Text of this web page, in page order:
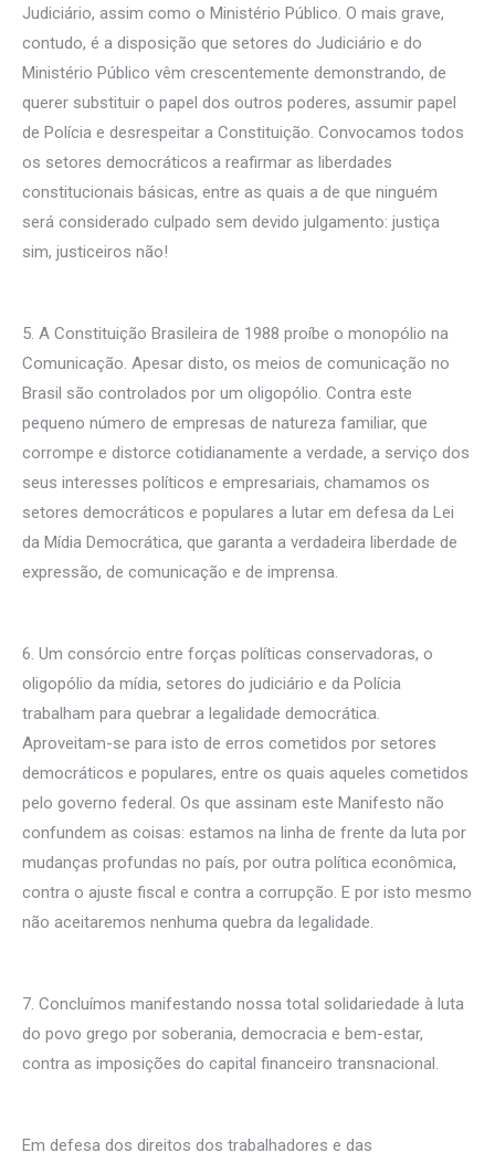
Judiciário, assim como o Ministério Público. O mais grave,
contudo, é a disposição que setores do Judiciário e do
Ministério Público vêm crescentemente demonstrando, de
querer substituir o papel dos outros poderes, assumir papel
de Polícia e desrespeitar a Constituição. Convocamos todos
os setores democráticos a reafirmar as liberdades
constitucionais básicas, entre as quais a de que ninguém
será considerado culpado sem devido julgamento: justiça
sim, justiceiros não!
5. A Constituição Brasileira de 1988 proíbe o monopólio na
Comunicação. Apesar disto, os meios de comunicação no
Brasil são controlados por um oligopólio. Contra este
pequeno número de empresas de natureza familiar, que
corrompe e distorce cotidianamente a verdade, a serviço dos
seus interesses políticos e empresariais, chamamos os
setores democráticos e populares a lutar em defesa da Lei
da Mídia Democrática, que garanta a verdadeira liberdade de
expressão, de comunicação e de imprensa.
6. Um consórcio entre forças políticas conservadoras, o
oligopólio da mídia, setores do judiciário e da Polícia
trabalham para quebrar a legalidade democrática.
Aproveitam-se para isto de erros cometidos por setores
democráticos e populares, entre os quais aqueles cometidos
pelo governo federal. Os que assinam este Manifesto não
confundem as coisas: estamos na linha de frente da luta por
mudanças profundas no país, por outra política econômica,
contra o ajuste fiscal e contra a corrupção. E por isto mesmo
não aceitaremos nenhuma quebra da legalidade.
7. Concluímos manifestando nossa total solidariedade à luta
do povo grego por soberania, democracia e bem-estar,
contra as imposições do capital financeiro transnacional.
Em defesa dos direitos dos trabalhadores e das